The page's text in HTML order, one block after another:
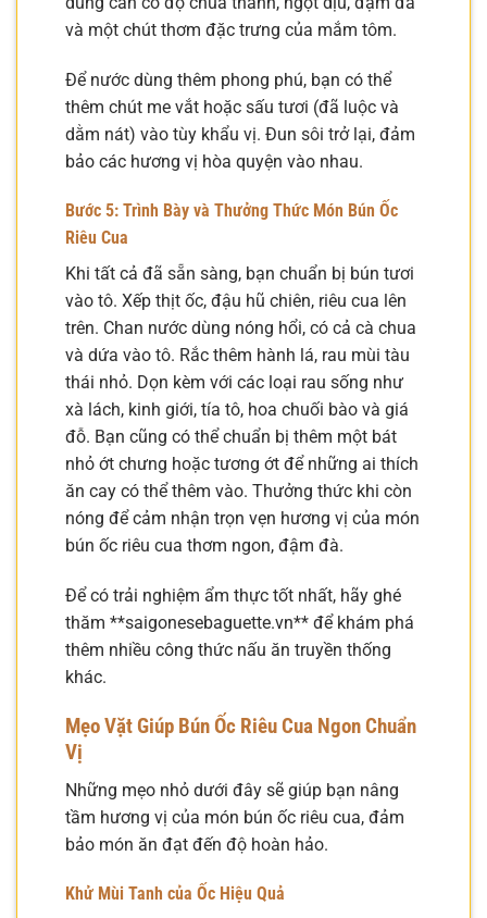
và một chút thơm đặc trưng của mắm tôm.
Để nước dùng thêm phong phú, bạn có thể
thêm chút me vắt hoặc sấu tươi (đã luộc và
dằm nát) vào tùy khẩu vị. Đun sôi trở lại, đảm
bảo các hương vị hòa quyện vào nhau.
Bước 5: Trình Bày và Thưởng Thức Món Bún Ốc
Riêu Cua
Khi tất cả đã sẵn sàng, bạn chuẩn bị bún tươi
vào tô. Xếp thịt ốc, đậu hũ chiên, riêu cua lên
trên. Chan nước dùng nóng hổi, có cả cà chua
và dứa vào tô. Rắc thêm hành lá, rau mùi tàu
thái nhỏ. Dọn kèm với các loại rau sống như
xà lách, kinh giới, tía tô, hoa chuối bào và giá
đỗ. Bạn cũng có thể chuẩn bị thêm một bát
nhỏ ớt chưng hoặc tương ớt để những ai thích
ăn cay có thể thêm vào. Thưởng thức khi còn
nóng để cảm nhận trọn vẹn hương vị của món
bún ốc riêu cua thơm ngon, đậm đà.
Để có trải nghiệm ẩm thực tốt nhất, hãy ghé
thăm **saigonesebaguette.vn** để khám phá
thêm nhiều công thức nấu ăn truyền thống
khác.
Mẹo Vặt Giúp Bún Ốc Riêu Cua Ngon Chuẩn
Vị
Những mẹo nhỏ dưới đây sẽ giúp bạn nâng
tầm hương vị của món bún ốc riêu cua, đảm
bảo món ăn đạt đến độ hoàn hảo.
Khử Mùi Tanh của Ốc Hiệu Quả